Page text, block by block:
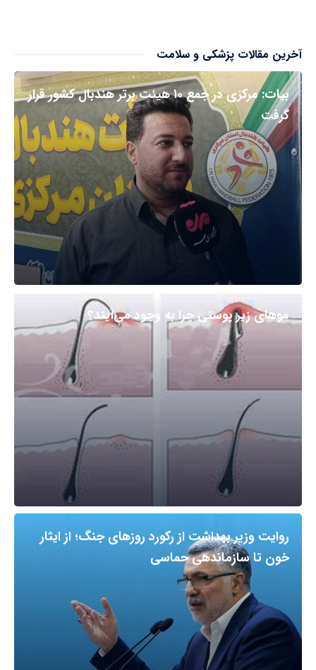
آخرین مقالات پزشکی و سلامت
بیات: مرکزی در جمع ۱۰ هیئت برتر هندبال کشور قرار
گرفت
مو‌های زیر پوستی چرا به وجود می‌آیند؟
روایت وزیر بهداشت از رکورد روزهای جنگ؛ از ایثار
خون تا سازماندهی حماسی